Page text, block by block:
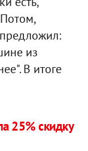
из
В итоге
25% скидку